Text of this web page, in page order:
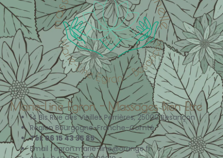
Marie-Line Egron - Massages Bien Etre
14 Bis Rue des Vieilles Perrières, 25000 Besançon
Région Bourgogne-Franche-Comté
Tél: 06 15 43 35 85
Email : egron.marie-line@orange.fr